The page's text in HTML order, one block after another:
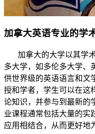
加拿大英语专业的学
加拿大的大学以其学术
多大学，如多伦多大学、
供世界级的英语语言和文
授和学者，学生可以在这
论知识，并参与到最新的
业课程通常包括大量的实
应用相结合，从而更好地